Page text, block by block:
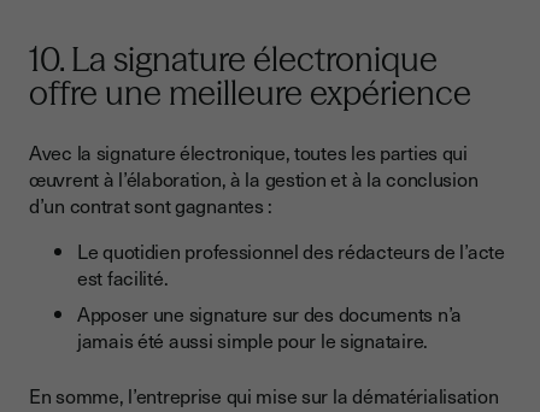
10. La signature électronique
offre une meilleure expérience
Avec la signature électronique, toutes les parties qui
œuvrent à l’élaboration, à la gestion et à la conclusion
d’un contrat sont gagnantes :
Le quotidien professionnel des rédacteurs de l’acte
est facilité.
Apposer une signature sur des documents n’a
jamais été aussi simple pour le signataire.
En somme, l’entreprise qui mise sur la dématérialisation